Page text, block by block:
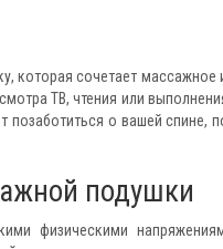
которая сочетает
ТВ, чтения или
о вашей спине,
подушки
физическими